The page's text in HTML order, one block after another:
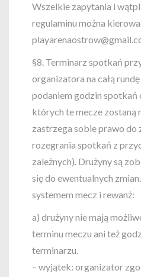
Wszelkie zapytania i
regulaminu można
§8. Terminarz spotkań
organizatora na całą
podaniem godzin spotkań
których te mecze zostaną
zastrzega sobie prawo do
rozegrania spotkań z
zależnych). Drużyny są
się do ewentualnych
systemem mecz i rewanż:
a) drużyny nie mają
terminu meczu ani też
terminarzu.
– wyjątek: organizator